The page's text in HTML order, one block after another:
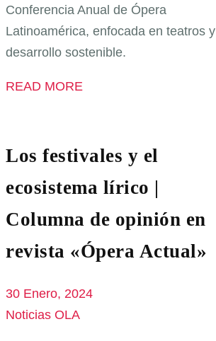
Conferencia Anual de Ópera
Latinoamérica, enfocada en teatros y
desarrollo sostenible.
READ MORE
Los festivales y el
ecosistema lírico |
Columna de opinión en
revista «Ópera Actual»
30 Enero, 2024
Noticias OLA